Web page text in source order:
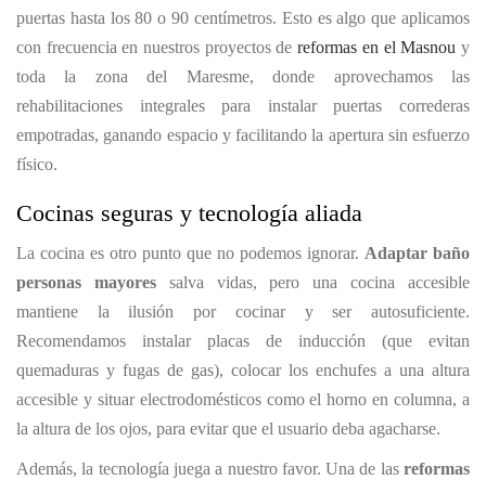
puertas hasta los 80 o 90 centímetros. Esto es algo que aplicamos
con frecuencia en nuestros proyectos dereformas en el Masnou y
toda la zona del Maresme, donde aprovechamos las
rehabilitaciones integrales para instalar puertas correderas
empotradas, ganando espacio y facilitando la apertura sin esfuerzo
físico.
Cocinas seguras y tecnología aliada
La cocina es otro punto que no podemos ignorar. Adaptar baño
personas mayoressalva vidas, pero una cocina accesible
mantiene la ilusión por cocinar y ser autosuficiente.
Recomendamos instalar placas de inducción (que evitan
quemaduras y fugas de gas), colocar los enchufes a una altura
accesible y situar electrodomésticos como el horno en columna, a
la altura de los ojos, para evitar que el usuario deba agacharse.
Además, la tecnología juega a nuestro favor. Una de las reformas